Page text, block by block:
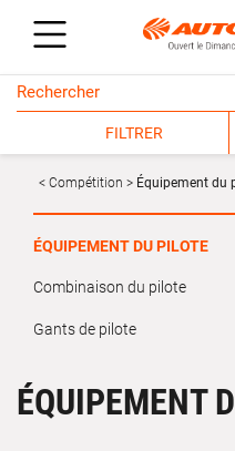
FILTRER
Compétition Équipement du
ÉQUIPEMENT DU PILOTE
Combinaison du pilote
Gants de pilote
ÉQUIPEMENT